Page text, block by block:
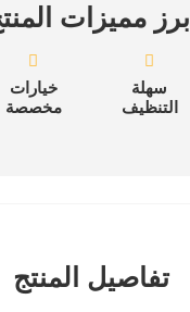
أبرز مميزات
سهلة
التنظيف
خيارات
مخصصة
تفاصيل المنتج